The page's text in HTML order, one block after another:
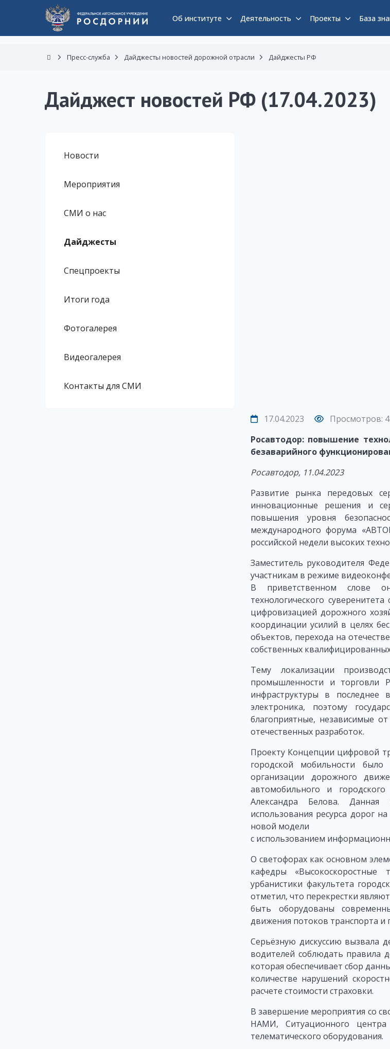
Об институте Деятельность Проекты База
Пресс-служба Дайджесты новостей дорожной отрасли Дайджесты РФ
Дайджест новостей РФ (17.04.2023)
Новости
Мероприятия
СМИ о нас
Дайджесты
Спецпроекты
Итоги года
Фотогалерея
Видеогалерея
Контакты для СМИ
17.04.2023
Просмотров:
Росавтодор: повышение
безаварийного
Росавтодор, 11.04.2023
Развитие рынка передовых
инновационные решения и
повышения уровня
международного форума
российской недели высоких
Заместитель руководителя
участникам в режиме
В приветственном слове
технологического
цифровизацией дорожного
координации усилий в целях
объектов, перехода на
собственных
Тему локализации
промышленности и
инфраструктуры в последнее
электроника, поэтому
благоприятные, независимые
отечественных разработок.
Проекту Концепции цифровой
городской мобильности было
организации дорожного
автомобильного и
Александра Белова.
использования ресурса дорог
новой модели
с использованием
О светофорах как основном
кафедры
урбанистики факультета
отметил, что перекрестки
быть оборудованы
движения потоков транспорта и
Серьёзную дискуссию вызвала
водителей соблюдать правила
которая обеспечивает сбор
количестве нарушений
расчете стоимости страховки.
В завершение мероприятия со
НАМИ, Ситуационного
телематического оборудования.